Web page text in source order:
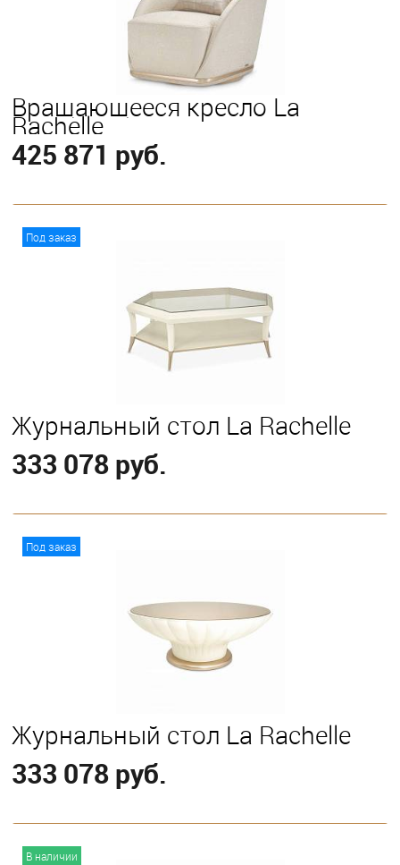
Вращающееся кресло La
Rachelle
425 871 руб.
Под заказ
Журнальный стол La Rachelle
333 078 руб.
Под заказ
Журнальный стол La Rachelle
333 078 руб.
В наличии